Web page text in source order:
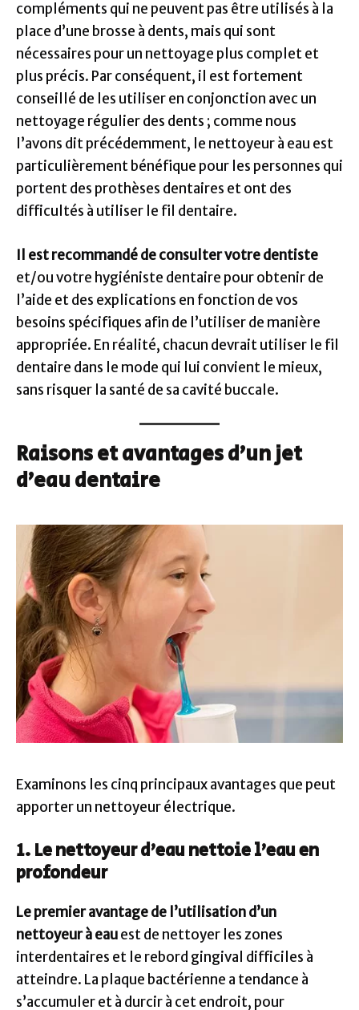
compléments qui ne peuvent pas être utilisés à la
place d’une brosse à dents, mais qui sont
nécessaires pour un nettoyage plus complet et
plus précis. Par conséquent, il est fortement
conseillé de les utiliser en conjonction avec un
nettoyage régulier des dents ; comme nous
l’avons dit précédemment, le nettoyeur à eau est
particulièrement bénéfique pour les personnes qui
portent des prothèses dentaires et ont des
difficultés à utiliser le fil dentaire.
Il est recommandé de consulter votre dentiste
et/ou votre hygiéniste dentaire pour obtenir de
l’aide et des explications en fonction de vos
besoins spécifiques afin de l’utiliser de manière
appropriée. En réalité, chacun devrait utiliser le fil
dentaire dans le mode qui lui convient le mieux,
sans risquer la santé de sa cavité buccale.
Raisons et avantages d’un jet
d’eau dentaire
Examinons les cinq principaux avantages que peut
apporter un nettoyeur électrique.
1. Le nettoyeur d’eau nettoie l’eau en
profondeur
Le premier avantage de l’utilisation d’un
nettoyeur à eauest de nettoyer les zones
interdentaires et le rebord gingival difficiles à
atteindre. La plaque bactérienne a tendance à
s’accumuler et à durcir à cet endroit, pour